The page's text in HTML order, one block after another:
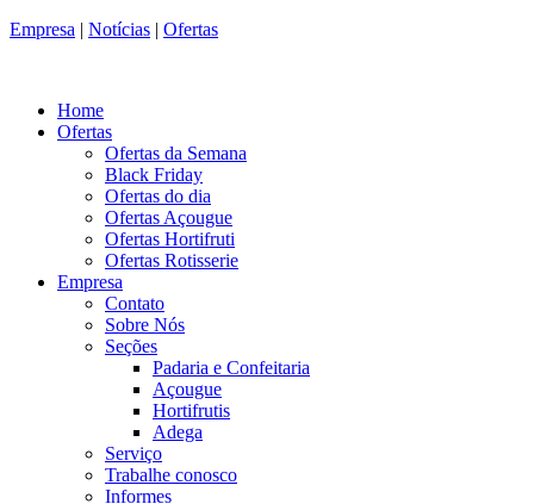
Empresa | Notícias | Ofertas
Home
Ofertas
Ofertas da Semana
Black Friday
Ofertas do dia
Ofertas Açougue
Ofertas Hortifruti
Ofertas Rotisserie
Empresa
Contato
Sobre Nós
Seções
Padaria e Confeitaria
Açougue
Hortifrutis
Adega
Serviço
Trabalhe conosco
Informes